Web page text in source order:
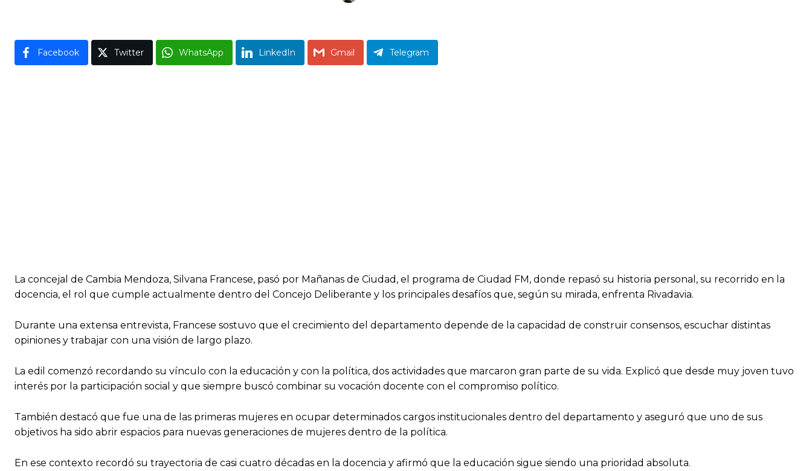
Facebook Twitter WhatsApp LinkedIn Gmail Telegram
La concejal de Cambia Mendoza, Silvana Francese, pasó por Mañanas de Ciudad, el programa de Ciudad FM, donde repasó su historia personal, su recorrido en la
docencia, el rol que cumple actualmente dentro del Concejo Deliberante y los principales desafíos que, según su mirada, enfrenta Rivadavia.
Durante una extensa entrevista, Francese sostuvo que el crecimiento del departamento depende de la capacidad de construir consensos, escuchar distintas
opiniones y trabajar con una visión de largo plazo.
La edil comenzó recordando su vínculo con la educación y con la política, dos actividades que marcaron gran parte de su vida. Explicó que desde muy joven tuvo
interés por la participación social y que siempre buscó combinar su vocación docente con el compromiso político.
También destacó que fue una de las primeras mujeres en ocupar determinados cargos institucionales dentro del departamento y aseguró que uno de sus
objetivos ha sido abrir espacios para nuevas generaciones de mujeres dentro de la política.
En ese contexto recordó su trayectoria de casi cuatro décadas en la docencia y afirmó que la educación sigue siendo una prioridad absoluta.